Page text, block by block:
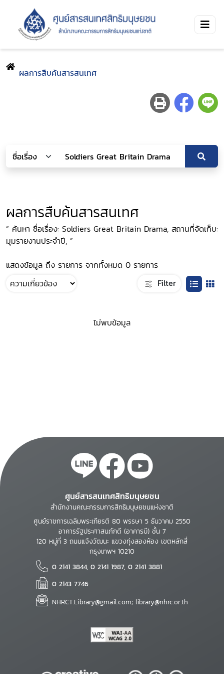
ผลการสืบค้นสารสนเทศ
ผลการสืบค้นสารสนเทศ
“ ค้นหา ชื่อเรื่อง: Soldiers Great Britain Drama, สถานที่จัดเก็บ:
มุมรายงานประจำปี, ”
แสดงข้อมูล ถึง รายการ จากทั้งหมด 0 รายการ
Filter
ไม่พบข้อมูล
ศูนย์สารสนเทศสิทธิมนุษยชน
สำนักงานคณะกรรมการสิทธิมนุษยชนแห่งชาติ
ศูนย์ราชการเฉลิมพระเกียรติ 80 พรรษา 5 ธันวาคม 2550
อาคารรัฐประศาสนภักดี (อาคารบี) ชั้น 7
120 หมู่ที่ 3 ถนนแจ้งวัฒนะ แขวงทุ่งสองห้อง เขตหลักสี่
กรุงเทพฯ 10210
0 2141 3844, 0 2141 1987, 0 2141 3881
0 2143 7746
NHRCT.Library@gmail.com; library@nhrc.or.th